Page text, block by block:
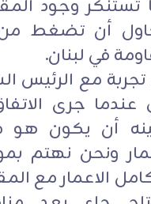
تستنكر وجود
أن تضغط
في لبنان.
مع الرئيس
عندما جرى
أن يكون هو
ونحن نهتم
الاعمار مع